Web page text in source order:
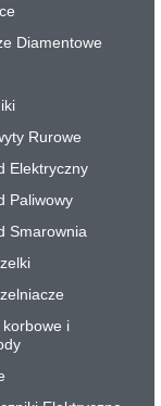
Diamentowe
Rurowe
Elektryczny
Paliwowy
Smarownia
korbowe i